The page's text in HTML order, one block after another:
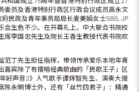
委员及香港特别行政区行政会议成员高永文
民政及青年事务局局长麦美娟女士SBS, JP
会生色不少。在开幕礼上，中大联合书院校
席李国忠先生及院长王香生教授代表书院欢
范丁先生担任指挥，带领传承爱乐本地年青
嘉宾除了有擅唱经典歌曲的「民歌王子」区
好声音2》人气歌手谭辉智先生、演奏大提
陈永明博士外，还有「丝竹四君子」：精通